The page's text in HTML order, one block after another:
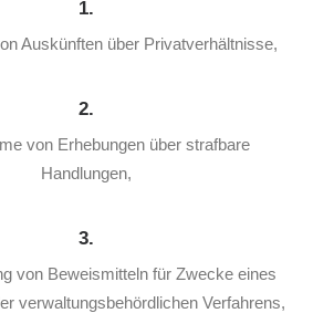
1.
Auskünften über Privatverhältnisse,
2.
von Erhebungen über strafbare
Handlungen,
3.
von Beweismitteln für Zwecke eines
verwaltungsbehördlichen Verfahrens,